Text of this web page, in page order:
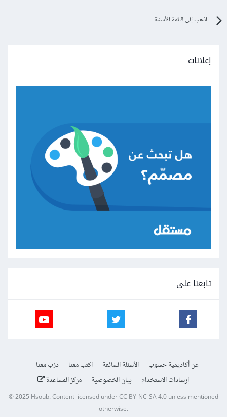
اذهب إلى قائمة الأسئلة
إعلانات
تابعنا على
عن أكاديمية حسوب الأسئلة الشائعة اكتب معنا
درّب معنا
إرشادات الاستخدام
بيان الخصوصية مركز المساعدة
© 2025Hsoub.Content licensed underCC BY-NC-SA 4.0unless mentioned
otherwise.